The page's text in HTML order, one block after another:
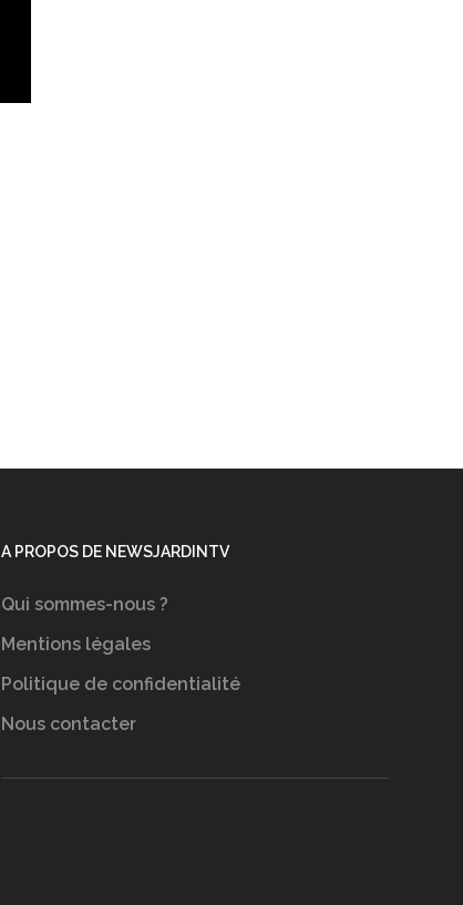
A PROPOS DE NEWSJARDINTV
Qui sommes-nous ?
Mentions légales
Politique de confidentialité
Nous contacter